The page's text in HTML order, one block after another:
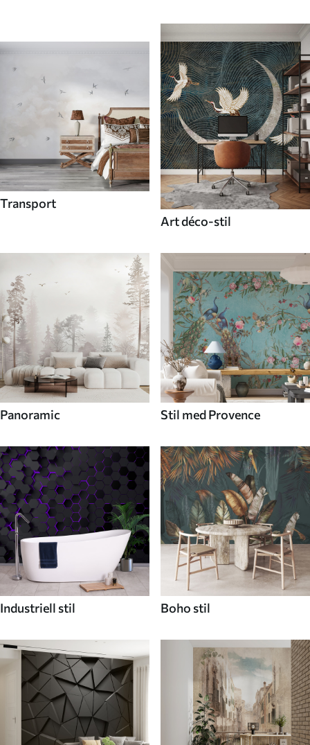
Transport
Art déco-stil
Panoramic Stil med Provence
Industriell stil Boho stil